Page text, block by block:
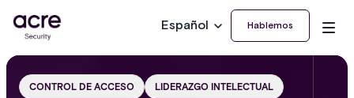
Español Hablemos
CONTROL DE ACCESO LIDERAZGO INTELECTUAL